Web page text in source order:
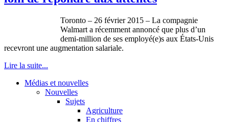
Toronto – 26 février 2015 – La compagnie
Walmart a récemment annoncé que plus d’un
demi-million de ses employé(e)s aux États-Unis
recevront une augmentation salariale.
Lire la suite...
Médias et nouvelles
Nouvelles
Sujets
Agriculture
En chiffres